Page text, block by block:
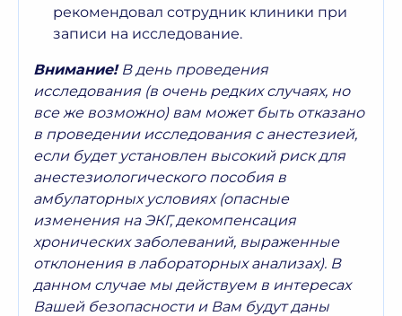
рекомендовал сотрудник клиники при
записи на исследование.
Внимание!В день проведения
исследования (в очень редких случаях, но
все же возможно) вам может быть отказано
в проведении исследования с анестезией,
если будет установлен высокий рискдля
анестезиологического пособия в
амбулаторных условиях (опасные
изменения на ЭКГ, декомпенсация
хронических заболеваний, выраженные
отклонения в лабораторных анализах). В
данном случае мы действуем в интересах
Вашей безопасности и Вам будутданы